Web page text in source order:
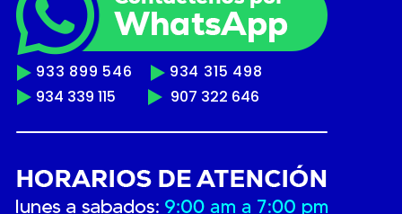
933 899 546
934 315 498
934 339 115
907 322 646